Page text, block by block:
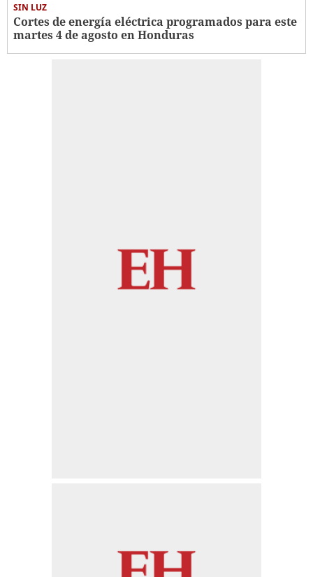
SIN LUZ
Cortes de energía eléctrica programados para este
martes 4 de agosto en Honduras